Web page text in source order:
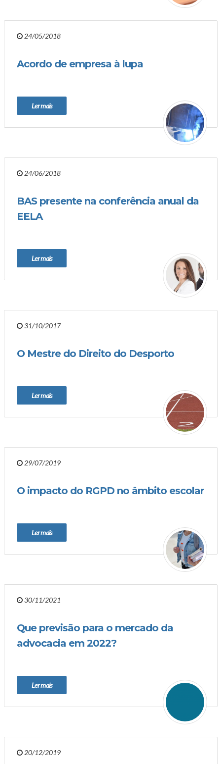
24/05/2018
Acordo de empresa à lupa
Ler mais
24/06/2018
BAS presente na conferência anual da
EELA
Ler mais
31/10/2017
O Mestre do Direito do Desporto
Ler mais
29/07/2019
O impacto do RGPD no âmbito escolar
Ler mais
30/11/2021
Que previsão para o mercado da
advocacia em 2022?
Ler mais
20/12/2019